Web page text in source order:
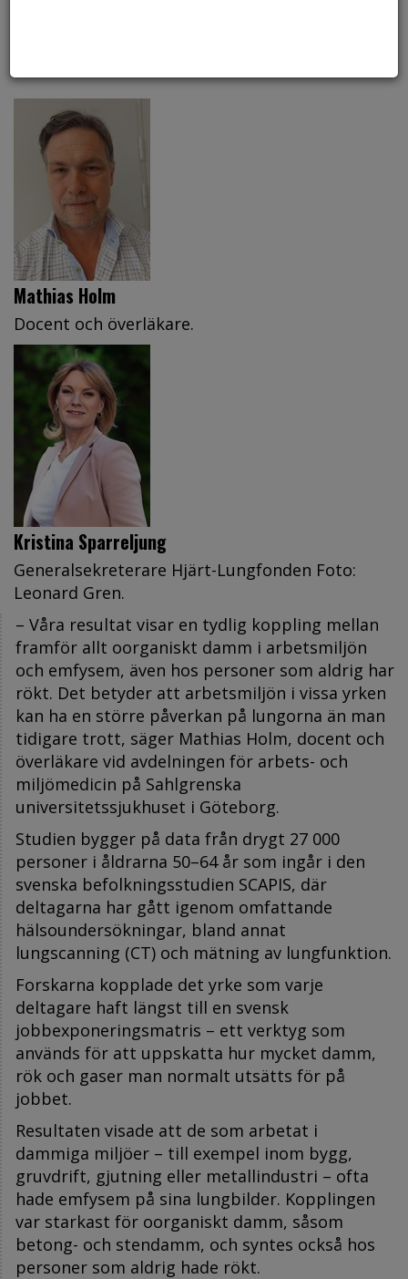
Mathias Holm
Docent och överläkare.
Kristina Sparreljung
Generalsekreterare Hjärt-Lungfonden Foto:
Leonard Gren.
– Våra resultat visar en tydlig koppling mellan
framför allt oorganiskt damm i arbetsmiljön
och emfysem, även hos personer som aldrig har
rökt. Det betyder att arbetsmiljön i vissa yrken
kan ha en större påverkan på lungorna än man
tidigare trott, säger Mathias Holm, docent och
överläkare vid avdelningen för arbets- och
miljömedicin på Sahlgrenska
universitetssjukhuset i Göteborg.
Studien bygger på data från drygt 27 000
personer i åldrarna 50–64 år som ingår i den
svenska befolkningsstudien SCAPIS, där
deltagarna har gått igenom omfattande
hälsoundersökningar, bland annat
lungscanning (CT) och mätning av lungfunktion.
Forskarna kopplade det yrke som varje
deltagare haft längst till en svensk
jobbexponeringsmatris – ett verktyg som
används för att uppskatta hur mycket damm,
rök och gaser man normalt utsätts för på
jobbet.
Resultaten visade att de som arbetat i
dammiga miljöer – till exempel inom bygg,
gruvdrift, gjutning eller metallindustri – ofta
hade emfysem på sina lungbilder. Kopplingen
var starkast för oorganiskt damm, såsom
betong- och stendamm, och syntes också hos
personer som aldrig hade rökt.